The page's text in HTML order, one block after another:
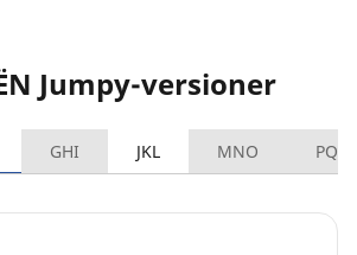
Jumpy-versioner
GHI JKL MNO PQRS